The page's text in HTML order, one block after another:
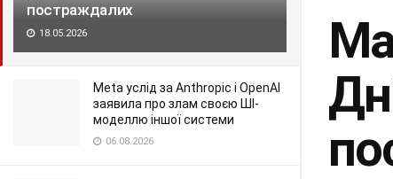
постраждалих
18.05.2026
Meta услід за Anthropic і OpenAI
заявила про злам своєю ШІ-
моделлю іншої системи
06.08.2026